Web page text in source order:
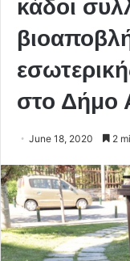
κάδοι
στο Δήμο
June 18, 2020 2